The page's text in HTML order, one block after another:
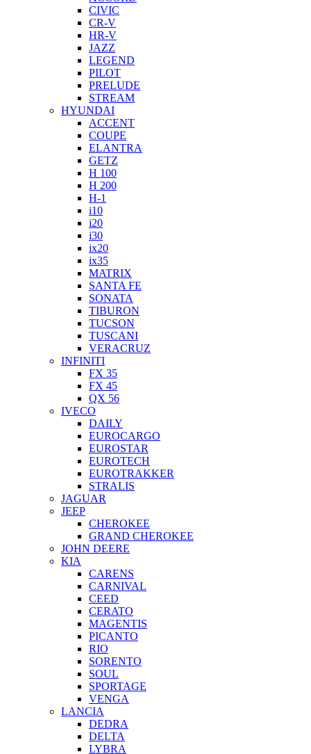
CIVIC
CR-V
HR-V
JAZZ
LEGEND
PILOT
PRELUDE
STREAM
HYUNDAI
ACCENT
COUPE
ELANTRA
GETZ
H 100
H 200
H-1
i10
i20
i30
ix20
ix35
MATRIX
SANTA FE
SONATA
TIBURON
TUCSON
TUSCANI
VERACRUZ
INFINITI
FX 35
FX 45
QX 56
IVECO
DAILY
EUROCARGO
EUROSTAR
EUROTECH
EUROTRAKKER
STRALIS
JAGUAR
JEEP
CHEROKEE
GRAND CHEROKEE
JOHN DEERE
KIA
CARENS
CARNIVAL
CEED
CERATO
MAGENTIS
PICANTO
RIO
SORENTO
SOUL
SPORTAGE
VENGA
LANCIA
DEDRA
DELTA
LYBRA